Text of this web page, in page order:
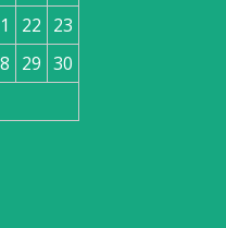
22 23
29 30